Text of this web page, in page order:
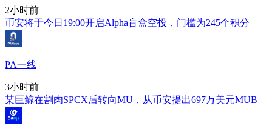
2小时前
币安将于今日19:00开启Alpha盲盒空投，门槛为245个积分
PA一线
3小时前
某巨鲸在割肉SPCX后转向MU，从币安提出697万美元MUB